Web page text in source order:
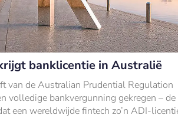
banklicentie in Australië
van de Australian Prudential Regulation
volledige bankvergunning gekregen – de
een wereldwijde fintech zo’n ADI-